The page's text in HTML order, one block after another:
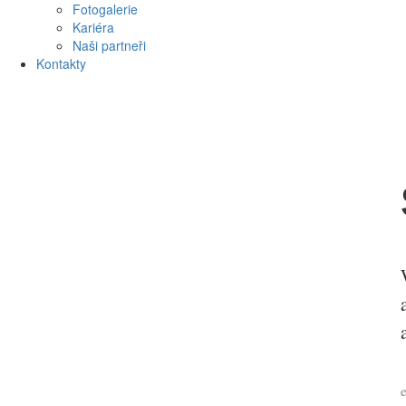
Fotogalerie
Kariéra
Naši partneři
Kontakty